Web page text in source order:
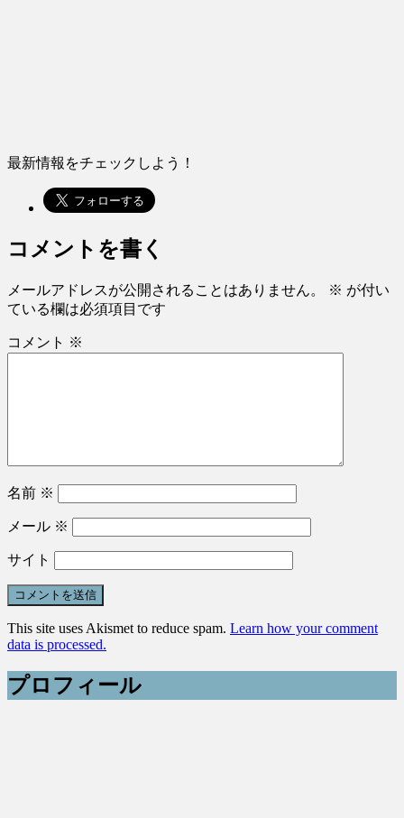
最新情報をチェックしよう！
コメントを書く
メールアドレスが公開されることはありません。 ※ が付い
ている欄は必須項目です
コメント ※
名前 ※
メール ※
サイト
This site uses Akismet to reduce spam. Learn how your comment
data is processed.
プロフィール